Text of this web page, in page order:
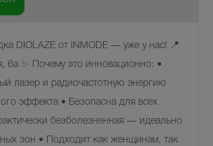
DIOLAZE от INMODE — уже у нас! 📍
6а ✨ Почему это инновационно: •
лазер и радиочастотную энергию
эффекта • Безопасна для всех
безболезненная — идеально
зон • Подходит как женщинам, так